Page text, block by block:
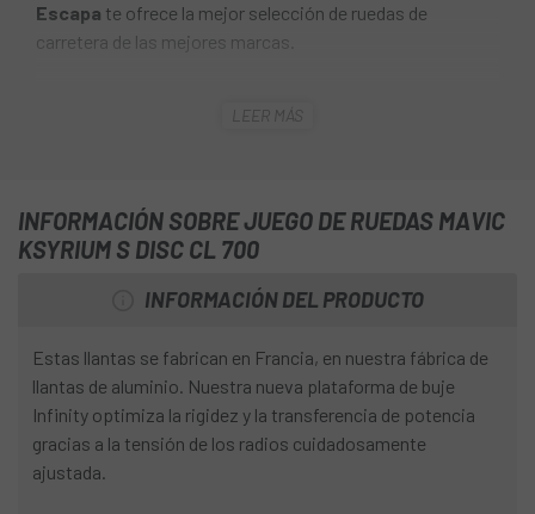
Escapa te ofrece la mejor selección de ruedas de
carretera de las mejores marcas.
aumenta el rendimiento de cualquier bicicleta. Es una
anterior y es más ancho, más resistente y más rígido
lateralmente. La tecnología Fore aumenta la rigidez. El
puente de la llanta superior no está perforado, lo que
optimiza su resistencia y rigidez, y elimina la necesidad de
rueda. Con el nuevo perfil del puente de la llanta superior,
montar y desmontar un neumático nunca ha sido tan fácil.
LEER MÁS
INFORMACIÓN SOBRE JUEGO DE RUEDAS MAVIC
KSYRIUM S DISC CL 700
INFORMACIÓN DEL PRODUCTO
Estas llantas se fabrican en Francia, en nuestra fábrica de
llantas de aluminio. Nuestra nueva plataforma de buje
Infinity optimiza la rigidez y la transferencia de potencia
gracias a la tensión de los radios cuidadosamente
ajustada.